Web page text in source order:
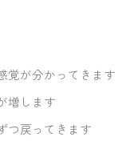
覚が分かってきます
増します
つ戻ってきます